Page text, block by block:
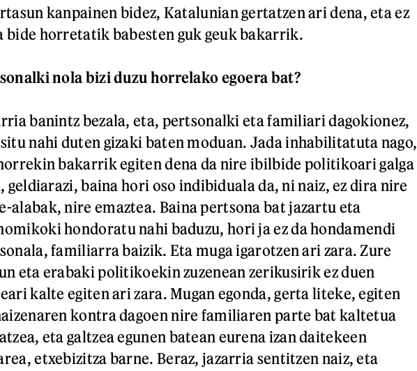
kanpainen bidez, Katalunian gertatzen ari dena, eta ez
bide horretatik babesten guk geuk bakarrik.
nola bizi duzu horrelako egoera bat?
banintz bezala, eta, pertsonalki eta familiari dagokionez,
nahi duten gizaki baten moduan. Jada inhabilitatuta nago,
bakarrik egiten dena da nire ibilbide politikoari galga
geldiarazi, baina hori oso indibiduala da, ni naiz, ez dira nire
alabak, nire emaztea. Baina pertsona bat jazartu eta
hondoratu nahi baduzu, hori ja ez da hondamendi
familiarra baizik. Eta muga igarotzen ari zara. Zure
eta erabaki politikoekin zuzenean zerikusirik ez duen
kalte egiten ari zara. Mugan egonda, gerta liteke, egiten
kontra dagoen nire familiaren parte bat kaltetua
eta galtzea egunen batean eurena izan daitekeen
etxebizitza barne. Beraz, jazarria sentitzen naiz, eta